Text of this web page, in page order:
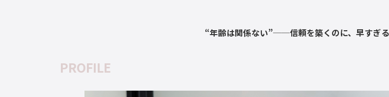
“年齢は関係ない”──信頼を築くのに、早すぎ
PROFILE